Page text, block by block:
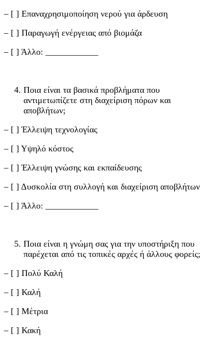
– [ ] Επαναχρησιμοποίηση νερού για άρδευση
– [ ] Παραγωγή ενέργειας από βιομάζα
– [ ] Άλλο: ____________
Ποια είναι τα βασικά προβλήματα που
αντιμετωπίζετε στη διαχείριση πόρων και
αποβλήτων;
– [ ] Έλλειψη τεχνολογίας
– [ ] Υψηλό κόστος
– [ ] Έλλειψη γνώσης και εκπαίδευσης
– [ ] Δυσκολία στη συλλογή και διαχείριση αποβλήτων
– [ ] Άλλο: ____________
Ποια είναι η γνώμη σας για την υποστήριξη που
παρέχεται από τις τοπικές αρχές ή άλλους φορείς;
– [ ] Πολύ Καλή
– [ ] Καλή
– [ ] Μέτρια
– [ ] Κακή